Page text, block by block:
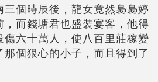
個時辰後，龍女竟然裊裊婷
而錢塘君也盛裝宴客，他得
六十萬人，使八百里莊稼變
個狠心的小子，而且得到了